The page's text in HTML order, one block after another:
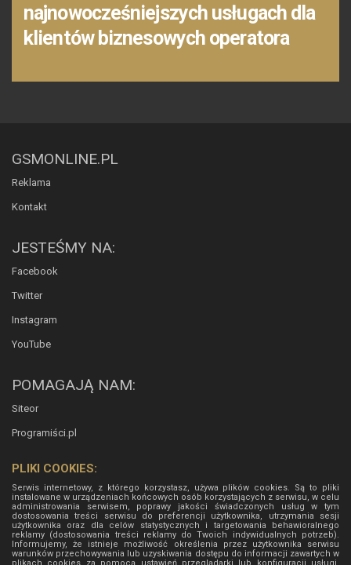
najnowocześniejszych usługach dla
klientów biznesowych operatora
GSMONLINE.PL
Reklama
Kontakt
JESTEŚMY NA:
Facebook
Twitter
Instagram
YouTube
POMAGAJĄ NAM:
Siteor
Programiści.pl
PLIKI COOKIES:
Serwis internetowy, z którego korzystasz, używa plików cookies. Są to pliki
instalowane w urządzeniach końcowych osób korzystających z serwisu, w celu
administrowania serwisem, poprawy jakości świadczonych usług w tym
dostosowania treści serwisu do preferencji użytkownika, utrzymania sesji
użytkownika oraz dla celów statystycznych i targetowania behawioralnego
reklamy (dostosowania treści reklamy do Twoich indywidualnych potrzeb).
Informujemy, że istnieje możliwość określenia przez użytkownika serwisu
warunków przechowywania lub uzyskiwania dostępu do informacji zawartych w
plikach cookies za pomocą ustawień przeglądarki lub konfiguracji usługi.